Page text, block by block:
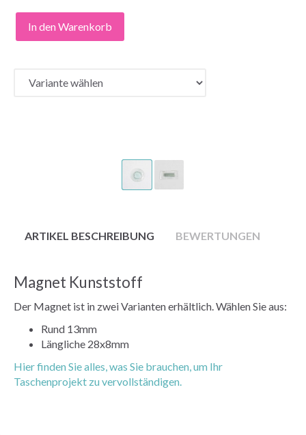
In den Warenkorb
ARTIKEL BESCHREIBUNG BEWERTUNGEN
Magnet Kunststoff
Der Magnet ist in zwei Varianten erhältlich. Wählen Sie aus:
Rund 13mm
Längliche 28x8mm
Hier finden Sie alles, was Sie brauchen, um Ihr
Taschenprojekt zu vervollständigen.